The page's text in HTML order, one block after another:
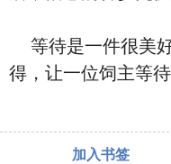
等待是一件很美
得，让一位饲主等
加入书签